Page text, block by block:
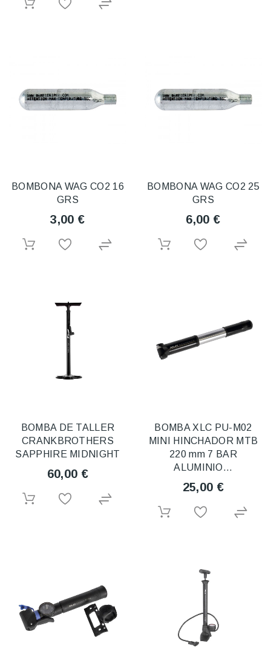
BOMBONA WAG CO2 16
GRS
3,00 €
BOMBONA WAG CO2 25
GRS
6,00 €
BOMBA DE TALLER
CRANKBROTHERS
SAPPHIRE MIDNIGHT
60,00 €
BOMBA XLC PU-M02
MINI HINCHADOR MTB
220 mm 7 BAR
ALUMINIO...
25,00 €